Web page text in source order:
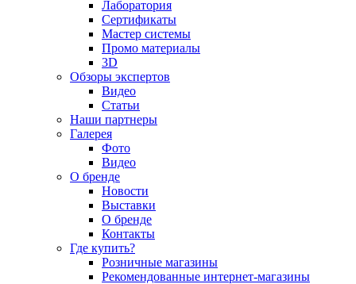
Лаборатория
Сертификаты
Мастер системы
Промо материалы
3D
Обзоры экспертов
Видео
Статьи
Наши партнеры
Галерея
Фото
Видео
О бренде
Новости
Выставки
О бренде
Контакты
Где купить?
Розничные магазины
Рекомендованные интернет-магазины